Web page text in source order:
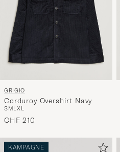
GRIGIO
Corduroy Overshirt Navy
SMLXL
CHF 210
KAMPAGNE